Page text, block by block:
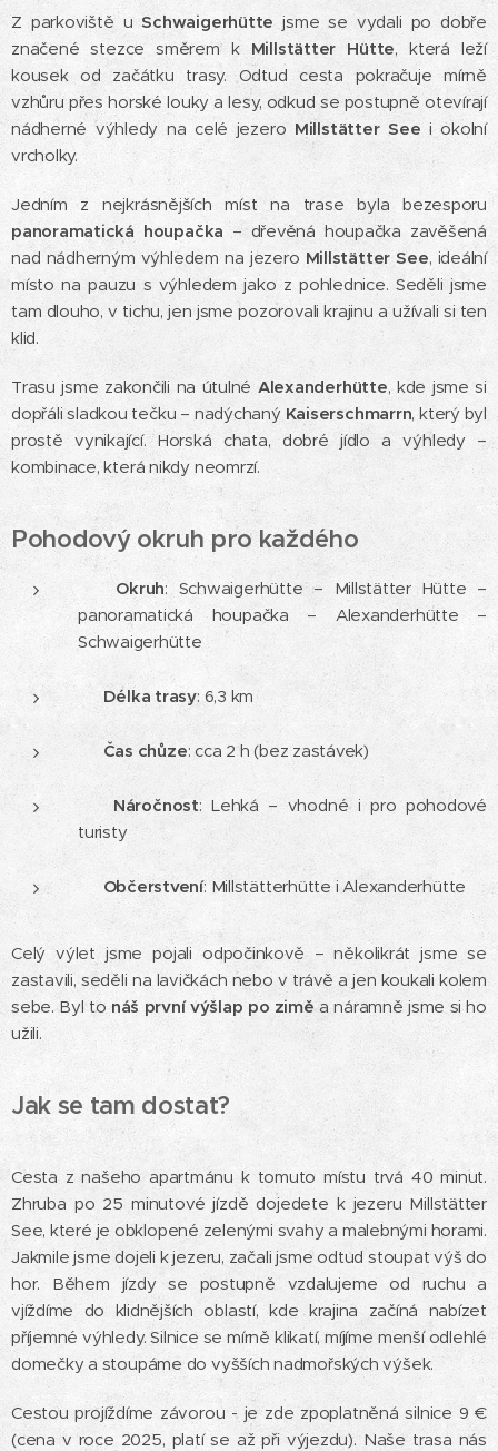
Z parkoviště uSchwaigerhütte jsme se vydali po dobře
značené stezce směrem k Millstätter Hütte, která leží
kousek od začátku trasy. Odtud cesta pokračuje mírně
vzhůru přes horské louky a lesy, odkud se postupně otevírají
nádherné výhledy na celé jezero Millstätter See i okolní
vrcholky.
Jedním z nejkrásnějších míst na trase byla bezesporu
panoramatická houpačka – dřevěná houpačka zavěšená
nad nádherným výhledem na jezero Millstätter See, ideální
místo na pauzu s výhledem jako z pohlednice. Seděli jsme
tam dlouho, v tichu, jen jsme pozorovali krajinu a užívali si ten
klid.
Trasu jsme zakončili na útulné Alexanderhütte, kde jsme si
dopřáli sladkou tečku – nadýchaný Kaiserschmarrn, který byl
prostě vynikající. Horská chata, dobré jídlo a výhledy –
kombinace, která nikdy neomrzí.
Pohodový okruh pro každého
🔁Okruh: Schwaigerhütte – Millstätter Hütte –
panoramatická houpačka – Alexanderhütte –
Schwaigerhütte
Délka trasy: 6,3 km
Čas chůze: cca 2 h (bez zastávek)
📌 Náročnost: Lehká – vhodné i pro pohodové
turisty
Občerstvení: Millstätterhütte i Alexanderhütte
Celý výlet jsme pojali odpočinkově – několikrát jsme se
zastavili, seděli na lavičkách nebo v trávě a jen koukali kolem
sebe. Byl tonáš první výšlap po ziměa náramně jsme si ho
užili.
Jak se tam dostat?
Cesta z našeho apartmánu k tomuto místu trvá 40 minut.
Zhruba po 25 minutové jízdě dojedete k jezeru Millstätter
See, které je obklopené zelenými svahy a malebnými horami.
Jakmile jsme dojeli k jezeru, začali jsme odtud stoupat výš do
hor. Během jízdy se postupně vzdalujeme od ruchu a
vjíždíme do klidnějších oblastí, kde krajina začíná nabízet
příjemné výhledy. Silnice se mírně klikatí, míjíme menší odlehlé
domečky a stoupáme do vyšších nadmořských výšek.
Cestou projíždíme závorou - je zde zpoplatněná silnice 9 €
(cena v roce 2025, platí se až při výjezdu). Naše trasa nás